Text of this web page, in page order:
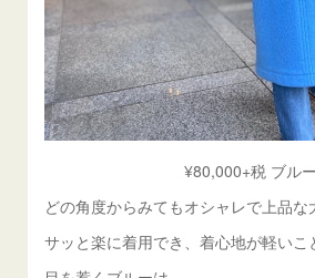
¥80,000+税 ブルー
どの角度からみてもオシャレで上品な
サッと楽に着用でき、着心地が軽いこ